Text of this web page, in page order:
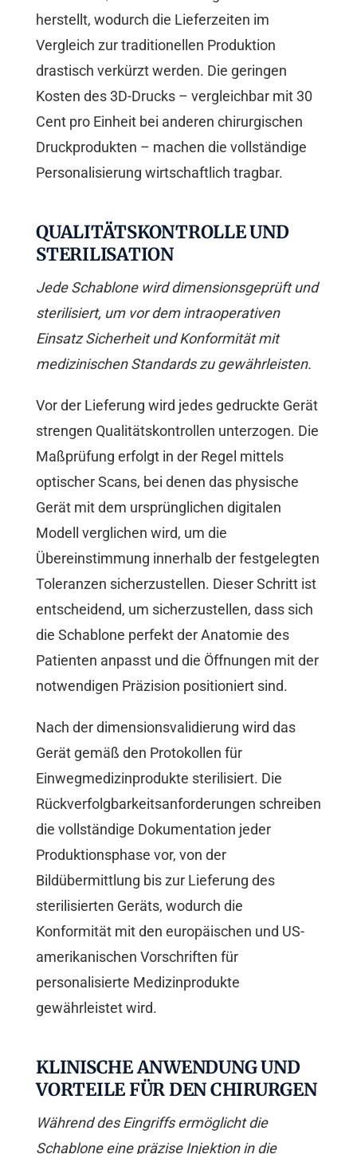
herstellt, wodurch die Lieferzeiten im
Vergleich zur traditionellen Produktion
drastisch verkürzt werden. Die geringen
Kosten des 3D-Drucks – vergleichbar mit 30
Cent pro Einheit bei anderen chirurgischen
Druckprodukten – machen die vollständige
Personalisierung wirtschaftlich tragbar.
QUALITÄTSKONTROLLE UND
STERILISATION
Jede Schablone wird dimensionsgeprüft und
sterilisiert, um vor dem intraoperativen
Einsatz Sicherheit und Konformität mit
medizinischen Standards zu gewährleisten.
Vor der Lieferung wird jedes gedruckte Gerät
strengen Qualitätskontrollen unterzogen. Die
Maßprüfung erfolgt in der Regel mittels
optischer Scans, bei denen das physische
Gerät mit dem ursprünglichen digitalen
Modell verglichen wird, um die
Übereinstimmung innerhalb der festgelegten
Toleranzen sicherzustellen. Dieser Schritt ist
entscheidend, um sicherzustellen, dass sich
die Schablone perfekt der Anatomie des
Patienten anpasst und die Öffnungen mit der
notwendigen Präzision positioniert sind.
Nach der dimensionsvalidierung wird das
Gerät gemäß den Protokollen für
Einwegmedizinprodukte sterilisiert. Die
Rückverfolgbarkeitsanforderungen schreiben
die vollständige Dokumentation jeder
Produktionsphase vor, von der
Bildübermittlung bis zur Lieferung des
sterilisierten Geräts, wodurch die
Konformität mit den europäischen und US-
amerikanischen Vorschriften für
personalisierte Medizinprodukte
gewährleistet wird.
KLINISCHE ANWENDUNG UND
VORTEILE FÜR DEN CHIRURGEN
Während des Eingriffs ermöglicht die
Schablone eine präzise Injektion in die